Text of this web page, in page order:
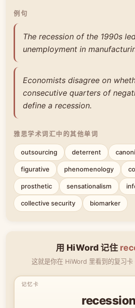
例句
The recession of the 1990s
unemployment in
Economists disagree on
consecutive quarters of
define a recession.
雅思学术词汇中的其他单词
outsourcing deterrent
figurative phenomenology
prosthetic sensationalism
collective security biomarker
用 HiWord 记住
这就是你在 HiWord 里看到的复习
recession